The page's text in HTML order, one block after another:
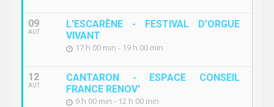
09
AUT
L'ESCARÈNE - FESTIVAL D'ORGUE
VIVANT
17 h 00 min - 19 h 00 min
12
AUT
CANTARON - ESPACE CONSEIL
FRANCE RENOV'
9 h 00 min - 12 h 00 min